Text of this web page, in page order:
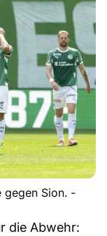
gegen Sion. -
die Abwehr: